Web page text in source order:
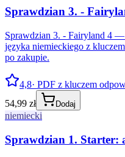
Sprawdzian 3. -
Sprawdzian 3. - Fairyland 4 —
języka niemieckiego z
po zakupie.
4,8· PDF z kluczem
54,99 zł
Dodaj
niemiecki
Sprawdzian 1. Starter: